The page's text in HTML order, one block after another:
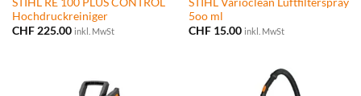
Hochdruckreiniger
CHF225.00 inkl. MwSt
5oo ml
CHF15.00 inkl. MwSt